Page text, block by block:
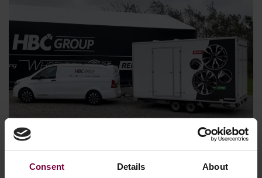
Consent Details About
10. september 2025